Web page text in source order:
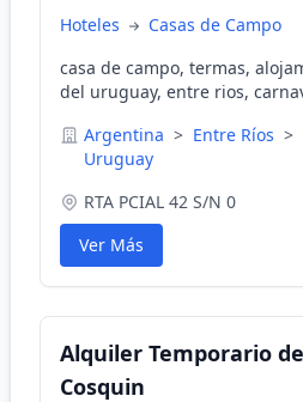
Hoteles
Casas de Campo
casa de campo, termas,
del uruguay, entre rios,
alojamiento en entre rios,
venta de campos
Argentina > Entre Ríos >
Uruguay
RTA PCIAL 42 S/N 0
Ver Más
Alquiler Temporario
Cosquin